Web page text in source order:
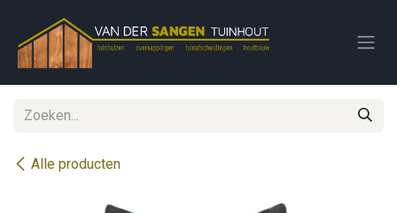
Alle producten